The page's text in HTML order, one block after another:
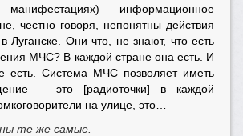
информационное
честно говоря, непонятны действия
Луганске. Они что, не знают, что есть
МЧС? В каждой стране она есть. И
есть. Система МЧС позволяет иметь
– это [радиоточки] в каждой
на улице, это…
те же самые.